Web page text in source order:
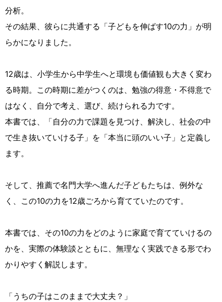
分析。
その結果、彼らに共通する「子どもを伸ばす10の力」が明
らかになりました。
12歳は、小学生から中学生へと環境も価値観も大きく変わ
る時期。この時期に差がつくのは、勉強の得意・不得意で
はなく、自分で考え、選び、続けられる力です。
本書では、「自分の力で課題を見つけ、解決し、社会の中
で生き抜いていける子」を「本当に頭のいい子」と定義し
ます。
そして、推薦で名門大学へ進んだ子どもたちは、例外な
く、この10の力を12歳ごろから育てていたのです。
本書では、その10の力をどのように家庭で育てていけるの
かを、実際の体験談とともに、無理なく実践できる形でわ
かりやすく解説します。
「うちの子はこのままで大丈夫？」